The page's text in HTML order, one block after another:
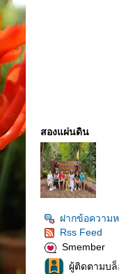
สองแผ่นดิน
ฝากข้อความ
Rss Feed
Smember
ผู้ติดตามบ